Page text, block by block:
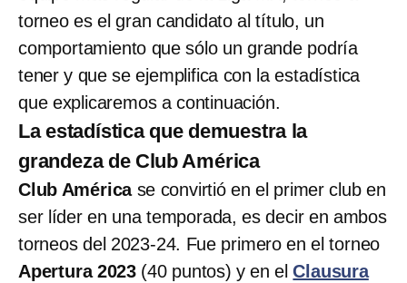
torneo es el gran candidato al título, un
comportamiento que sólo un grande podría
tener y que se ejemplifica con la estadística
que explicaremos a continuación.
La estadística que demuestra la
grandeza de Club América
Club América se convirtió en el primer club en
ser líder en una temporada, es decir en ambos
torneos del 2023-24. Fue primero en el torneo
Apertura 2023 (40 puntos) y en el Clausura